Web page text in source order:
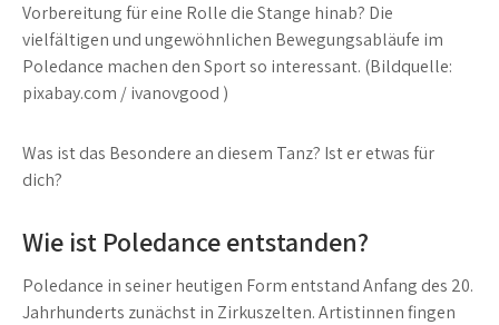
Vorbereitung für eine Rolle die Stange hinab? Die
vielfältigen und ungewöhnlichen Bewegungsabläufe im
Poledance machen den Sport so interessant. (Bildquelle:
pixabay.com / ivanovgood )
Was ist das Besondere an diesem Tanz? Ist er etwas für
dich?
Wie ist Poledance entstanden?
Poledance in seiner heutigen Form entstand Anfang des 20.
Jahrhunderts zunächst in Zirkuszelten. Artistinnen fingen